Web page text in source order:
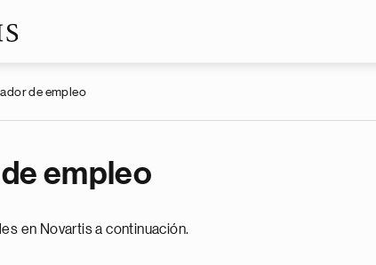
de empleo
empleo
en Novartis a continuación.